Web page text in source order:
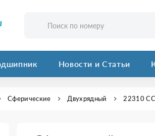
Новости и Статьи
Сферические Двухрядный 22310